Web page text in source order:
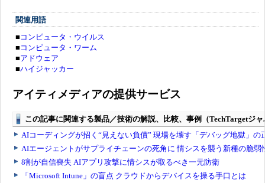
関連用語
■ コンピュータ・ウイルス
■ コンピュータ・ワーム
■アドウェア
■ハイジャッカー
アイティメディアの提供サービス